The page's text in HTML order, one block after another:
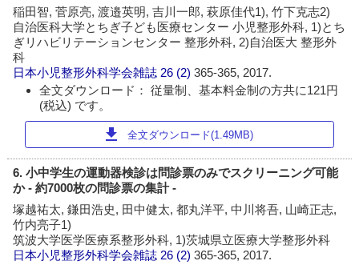
稲田智, 菅原亮, 渡邉英明, 吉川一郎, 萩原佳代1), 竹下克志2)
自治医科大学とちぎ子ども医療センター 小児整形外科, 1)とち
ぎリハビリテーションセンター 整形外科, 2)自治医大 整形外
科
日本小児整形外科学会雑誌 26 (2)365-365, 2017.
全文ダウンロード： 従量制、基本料金制の方共に121円
(税込) です。
download 全文ダウンロード(1.49MB)
6. 小中学生の運動器検診は問診票のみでスクリーニング可能
か - 約7000枚の問診票の集計 -
塚越祐太, 鎌田浩史, 田中健太, 都丸洋平, 中川将吾, 山崎正志,
竹内亮子1)
筑波大学医学医療系整形外科, 1)茨城県立医療大学整形外科
日本小児整形外科学会雑誌 26 (2)365-365, 2017.